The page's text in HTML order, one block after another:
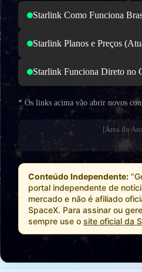
Starlink Como Funciona
Starlink Planos e Preços
Starlink Funciona Direto no
* Os links acima vão abrir novos
[Área do
Conteúdo Independente:
portal independente de
mercado e não é afiliado
SpaceX. Para assinar ou
sempre use o site oficial da